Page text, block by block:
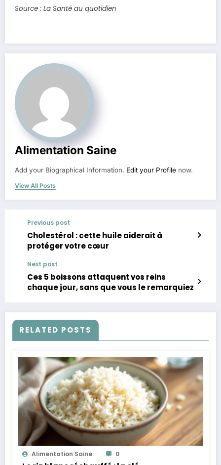
Source : La Santé au quotidien
Alimentation Saine
Add your Biographical Information. Edit your Profile now.
View All Posts
Previous post
Cholestérol : cette huile aiderait à
protéger votre cœur
Next post
Ces 5 boissons attaquent vos reins
chaque jour, sans que vous le remarquiez
RELATED POSTS
Alimentation Saine 0